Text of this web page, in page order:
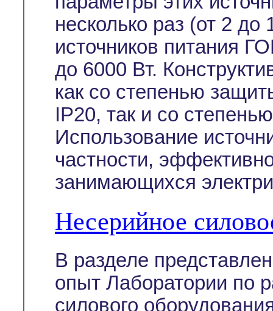
несколько раз (от 2
источников питания
до 6000 Вт.
как со степенью
IP20, так и со
Использование
частности,
занимающихся
Несерийное
В разделе
опыт Лаборатории по
силового